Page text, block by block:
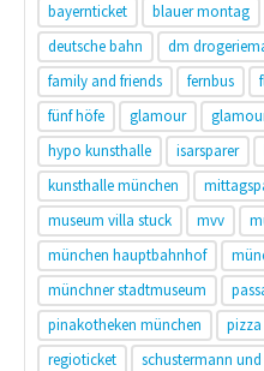
bayernticket
blauer montag
deutsche bahn
dm
family and friends
fernbus
fünf höfe
glamour
hypo kunsthalle
isarsparer
kunsthalle münchen
museum villa stuck
mvv
münchen hauptbahnhof
münchner stadtmuseum
pinakotheken münchen
pizza
regioticket
schustermann